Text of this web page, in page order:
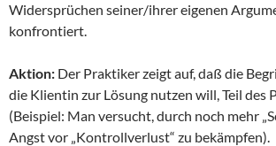
Widersprüchen seiner/ihrer eigenen
konfrontiert.
Aktion: Der Praktiker zeigt auf, daß die
die Klientin zur Lösung nutzen will, Teil des
(Beispiel: Man versucht, durch noch mehr
Angst vor „Kontrollverlust“ zu bekämpfen).